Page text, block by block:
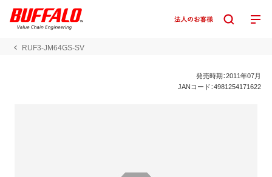
RUF3-JM64GS-SV
発売時期：2011年07月
JANコード：4981254171622